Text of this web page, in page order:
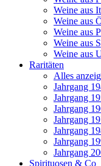
Weine aus
Weine aus
Weine aus
Weine aus
Weine aus
Raritäten
Alles
Jahrgang
Jahrgang
Jahrgang
Jahrgang
Jahrgang
Jahrgang
Jahrgang
Spirituosen & Co